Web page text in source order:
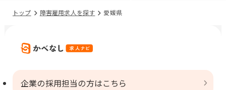
トップ 障害雇用求人を探す 愛媛県
企業の採用担当の方はこちら